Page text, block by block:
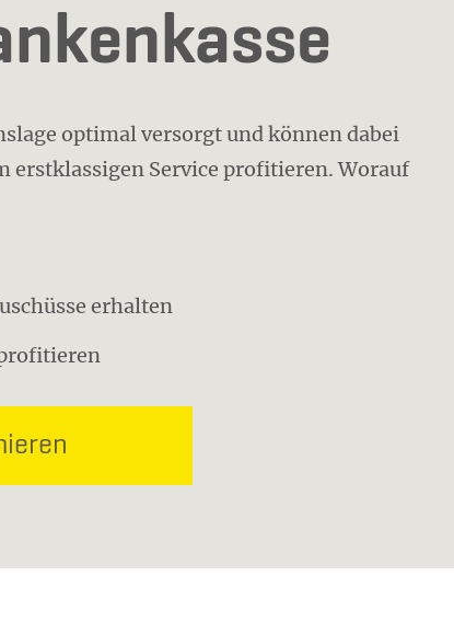
optimal versorgt und können dabei
erstklassigen Service profitieren. Worauf
erhalten